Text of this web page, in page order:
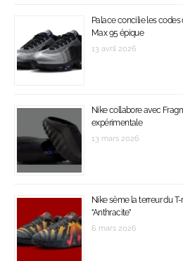
Palace concilie les codes
Max 95 épique
13 avril 2026
Nike collabore avec
expérimentale
13 mars 2026
Nike sème la terreur du
‘’Anthracite’’
6 mars 2026